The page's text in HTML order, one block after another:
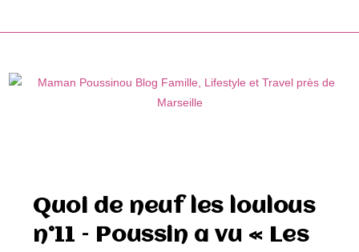
Quoi de neuf les loulous
n°11 – Poussin a vu « Les